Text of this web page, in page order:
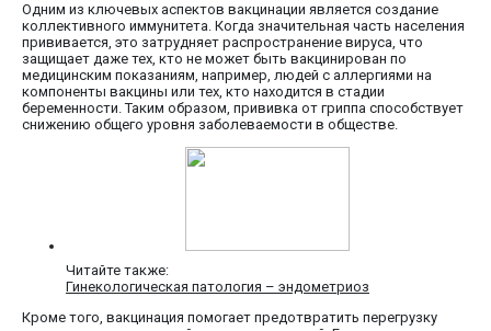
Одним из ключевых аспектов вакцинации является создание
коллективного иммунитета. Когда значительная часть населения
прививается, это затрудняет распространение вируса, что
защищает даже тех, кто не может быть вакцинирован по
медицинским показаниям, например, людей с аллергиями на
компоненты вакцины или тех, кто находится в стадии
беременности. Таким образом, прививка от гриппа способствует
снижению общего уровня заболеваемости в обществе.
Читайте также:
Гинекологическая патология – эндометриоз
Кроме того, вакцинация помогает предотвратить перегрузку